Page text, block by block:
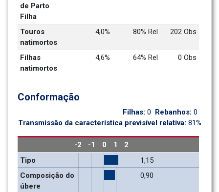
de Parto
Filha
Touros
natimortos
4,0% 80% Rel 202 Obs
Filhas
natimortos
4,6% 64% Rel 0 Obs
Conformação
Filhas: 0 Rebanhos: 0
Transmissão da característica previsível relativa: 81%
-2 -1 0 1
2
Tipo
1,15
Composição do
úbere
0,90